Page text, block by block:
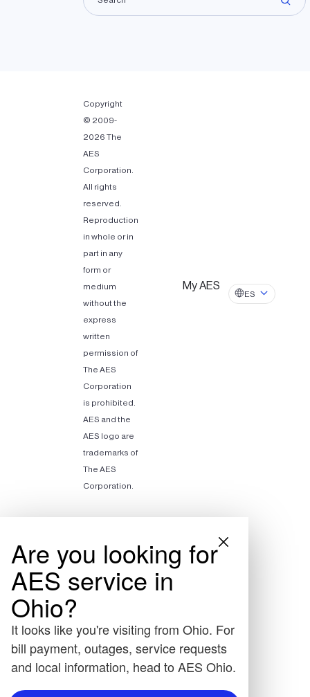
Copyright
© 2009-
2026 The
AES
Corporation.
All rights
reserved.
Reproduction
in whole or in
part in any
form or
medium
without the
express
written
permission of
The AES
Corporation
is prohibited.
AES and the
AES logo are
trademarks of
The AES
Corporation.
My AES
ES
Are you looking for
AES service in
Ohio?
It looks like you're visiting from Ohio. For
bill payment, outages, service requests
and local information, head to AES Ohio.